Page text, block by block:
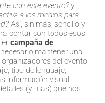
con este evento? y
a los medios para
Así, sin más, sencillo y
contar con todos esos
campaña de
mantener una
del evento
tipo de lenguaje,
información visual;
(y más) que nos